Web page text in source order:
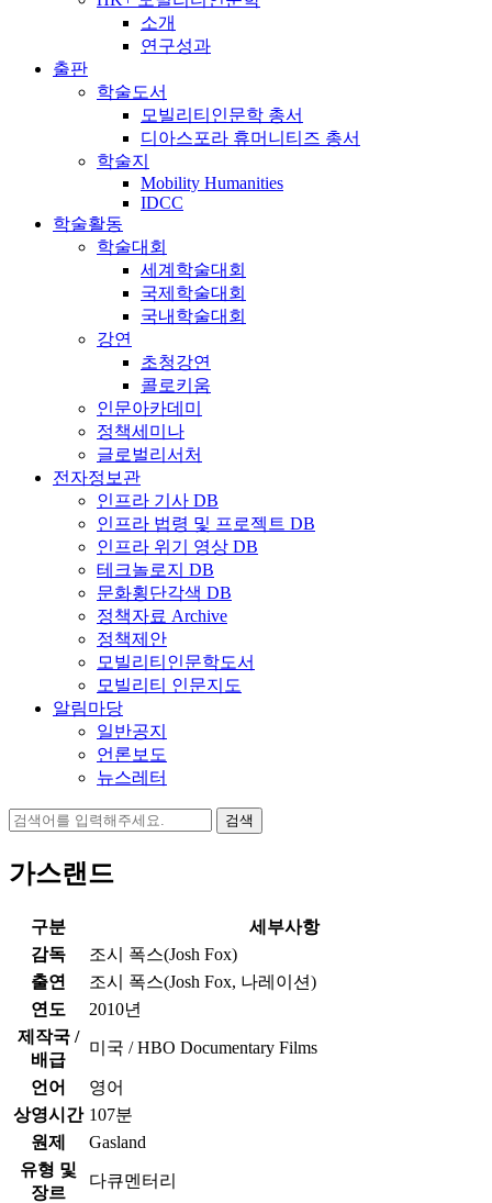
소개
연구성과
출판
학술도서
모빌리티인문학 총서
디아스포라 휴머니티즈 총서
학술지
Mobility Humanities
IDCC
학술활동
학술대회
세계학술대회
국제학술대회
국내학술대회
강연
초청강연
콜로키움
인문아카데미
정책세미나
글로벌리서처
전자정보관
인프라 기사 DB
인프라 법령 및 프로젝트 DB
인프라 위기 영상 DB
테크놀로지 DB
문화횡단각색 DB
정책자료 Archive
정책제안
모빌리티인문학도서
모빌리티 인문지도
알림마당
일반공지
언론보도
뉴스레터
검
가스랜드
구분
세부사항
감독
조시 폭스(Josh Fox)
출연
조시 폭스(Josh Fox, 나레이션)
연도
2010년
제작국 /
배급
미국 / HBO Documentary Films
언어
영어
상영시간 107분
원제
Gasland
유형 및
장르
다큐멘터리